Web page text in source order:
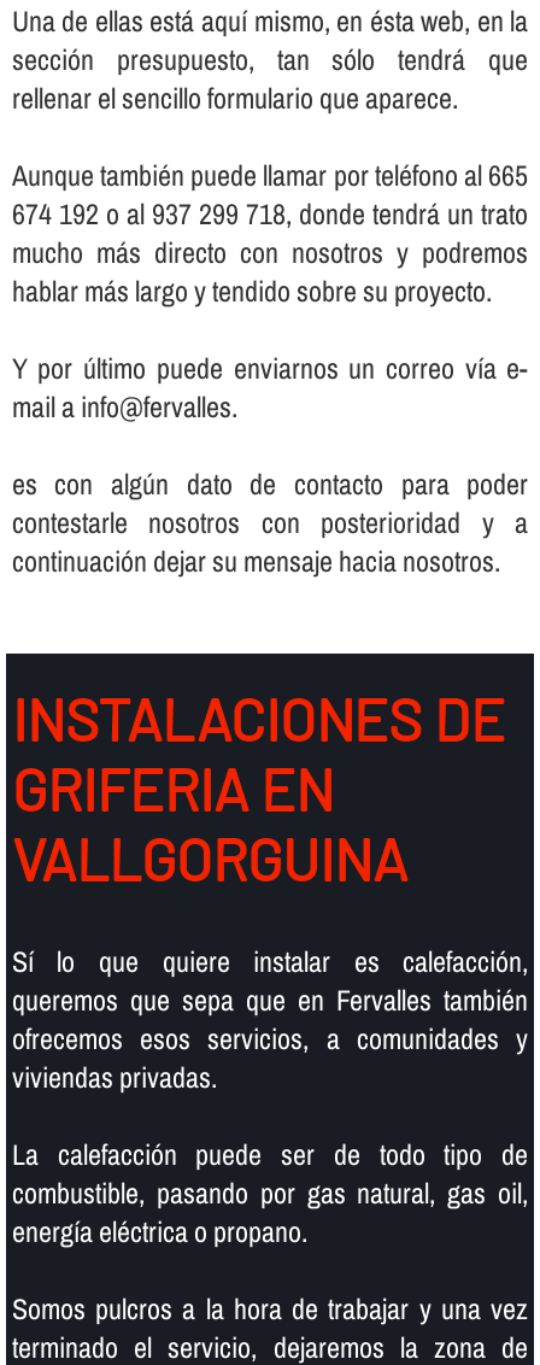
Una de ellas está aquí­ mismo, en ésta web, en la
sección presupuesto, tan sólo tendrá que
rellenar el sencillo formulario que aparece.
Aunque también puede llamar por teléfono al 665
674 192 o al 937 299 718, donde tendrá un trato
mucho más directo con nosotros y podremos
hablar más largo y tendido sobre su proyecto.
Y por último puede enviarnos un correo ví­a e-
mail a info@fervalles.
es con algún dato de contacto para poder
contestarle nosotros con posterioridad y a
continuación dejar su mensaje hacia nosotros.
INSTALACIONES DE
GRIFERIA EN
VALLGORGUINA
Sí­ lo que quiere instalar es calefacción,
queremos que sepa que en Fervalles también
ofrecemos esos servicios, a comunidades y
viviendas privadas.
La calefacción puede ser de todo tipo de
combustible, pasando por gas natural, gas oil,
energí­a eléctrica o propano.
Somos pulcros a la hora de trabajar y una vez
terminado el servicio, dejaremos la zona de